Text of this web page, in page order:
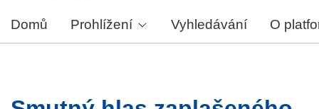
Domů Prohlížení Vyhledávání O